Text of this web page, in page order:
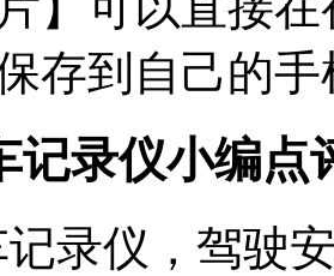
存到自己的
记录仪小编点
录仪，驾驶